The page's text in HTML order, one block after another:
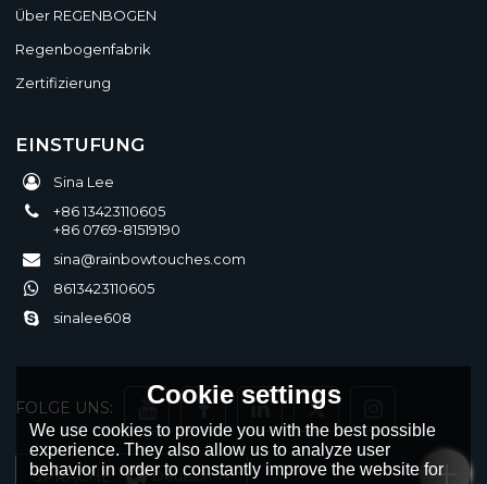
Über REGENBOGEN
Regenbogenfabrik
Zertifizierung
EINSTUFUNG
Sina Lee
+86 13423110605
+86 0769-81519190
sina@rainbowtouches.com
8613423110605
sinalee608
FOLGE UNS:
SPRACHE: Deutsch
Cookie settings
We use cookies to provide you with the best possible
experience. They also allow us to analyze user
behavior in order to constantly improve the website for